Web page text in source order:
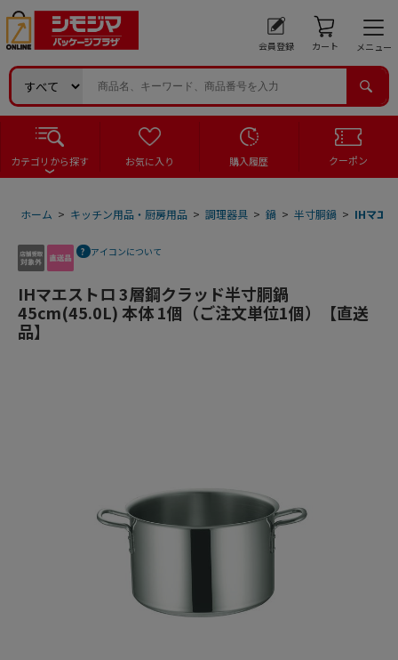
会員登録 カート メニュー
カテゴリから探す お気に入り 購入履歴 クーポン
ホーム > キッチン用品・厨房用品 > 調理器具 > 鍋 > 半寸胴鍋 > IHマエ
アイコンについて
IHマエストロ 3層鋼クラッド半寸胴鍋
45cm(45.0L) 本体 1個（ご注文単位1個）【直送
品】